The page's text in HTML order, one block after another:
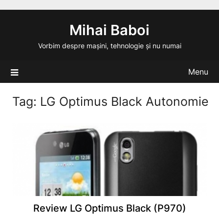
Mihai Baboi
Vorbim despre mașini, tehnologie și nu numai
Menu
Tag: LG Optimus Black Autonomie
Review LG Optimus Black (P970)